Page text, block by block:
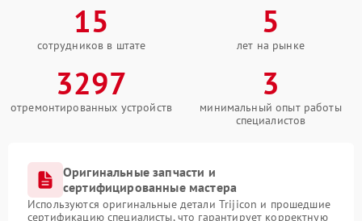
15
сотрудников в штате
5
лет на рынке
3297
отремонтированных устройств
3
минимальный опыт работы
специалистов
Оригинальные запчасти и
сертифицированные мастера
Используются оригинальные детали Trijicon и прошедшие
сертификацию специалисты, что гарантирует корректную